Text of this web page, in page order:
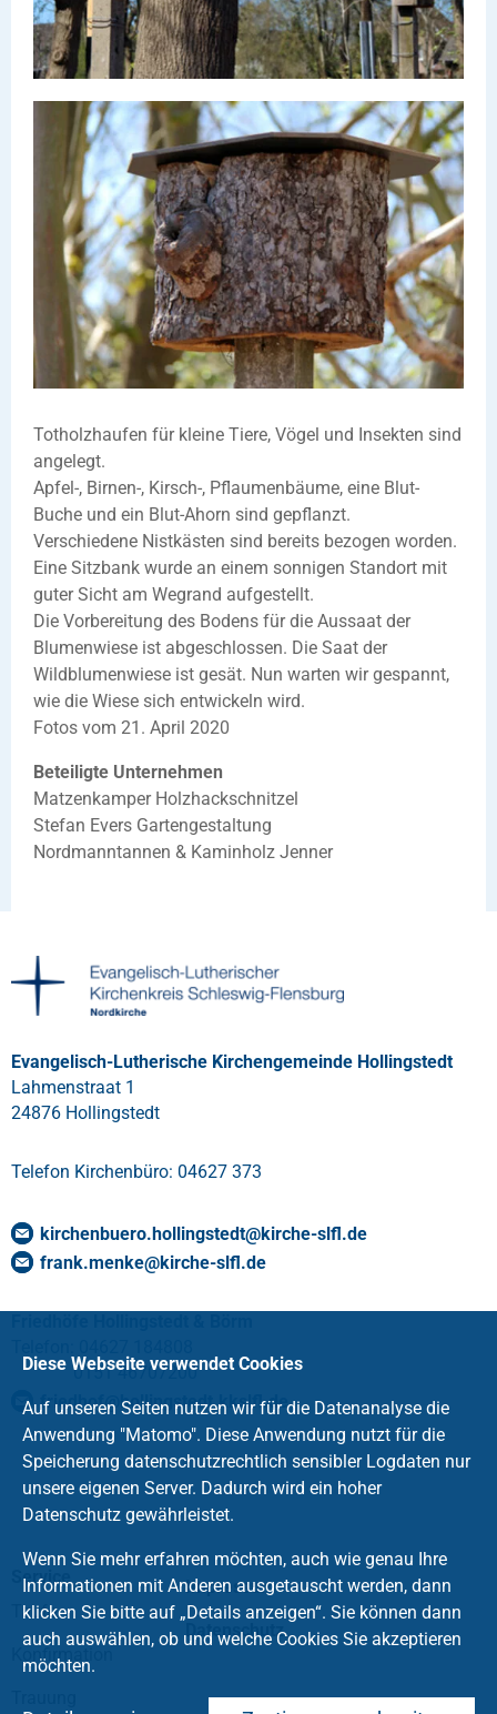
Totholzhaufen für kleine Tiere, Vögel und Insekten sind
angelegt.
Apfel-, Birnen-, Kirsch-, Pflaumenbäume, eine Blut-
Buche und ein Blut-Ahorn sind gepflanzt.
Verschiedene Nistkästen sind bereits bezogen worden.
Eine Sitzbank wurde an einem sonnigen Standort mit
guter Sicht am Wegrand aufgestellt.
Die Vorbereitung des Bodens für die Aussaat der
Blumenwiese ist abgeschlossen. Die Saat der
Wildblumenwiese ist gesät. Nun warten wir gespannt,
wie die Wiese sich entwickeln wird.
Fotos vom 21. April 2020
Beteiligte Unternehmen
Matzenkamper Holzhackschnitzel
Stefan Evers Gartengestaltung
Nordmanntannen & Kaminholz Jenner
Evangelisch-Lutherische Kirchengemeinde Hollingstedt
Lahmenstraat 1
24876 Hollingstedt
Telefon Kirchenbüro: 04627 373
kirchenbuero.hollingstedt@kirche-slfl.de
frank.menke@kirche-slfl.de
0151 46707200
friedhof@ hollingstedt.kkslfl.de
Service
Taufe
Konfirmation
Impressum
Datenschutz
Diese Webseite verwendet Cookies
Auf unseren Seiten nutzen wir für die Datenanalyse die
Anwendung "Matomo". Diese Anwendung nutzt für die
Speicherung datenschutzrechtlich sensibler Logdaten nur
unsere eigenen Server. Dadurch wird ein hoher
Datenschutz gewährleistet.
Wenn Sie mehr erfahren möchten, auch wie genau Ihre
Informationen mit Anderen ausgetauscht werden, dann
klicken Sie bitte auf „Details anzeigen“. Sie können dann
auch auswählen, ob und welche Cookies Sie akzeptieren
möchten.